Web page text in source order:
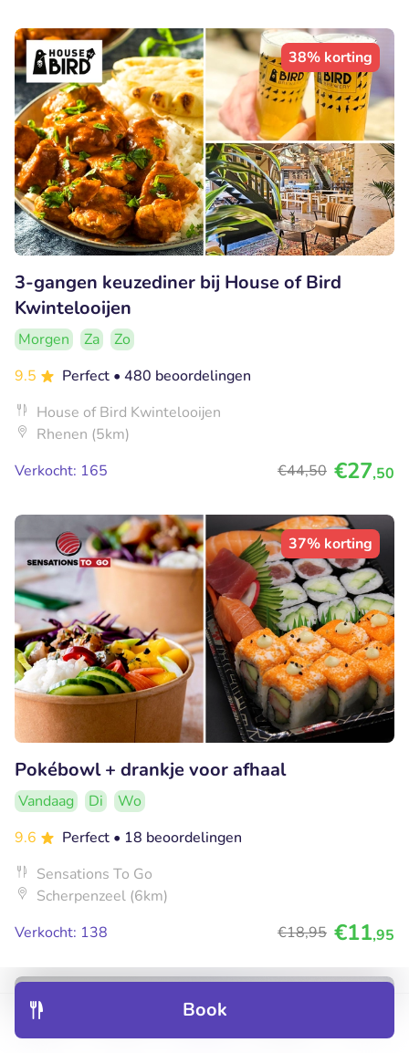
Book
38% korting
3-gangen keuzediner bij House of Bird
Kwintelooijen
Morgen Za
Zo
9.5
Perfect • 480 beoordelingen
House of Bird Kwintelooijen
Rhenen (5km)
Verkocht: 165
€44,50 €27,50
37% korting
Pokébowl + drankje voor afhaal
Vandaag Di
Wo
9.6
Perfect • 18 beoordelingen
Sensations To Go
Scherpenzeel (6km)
Verkocht: 138
€18,95 €11,95